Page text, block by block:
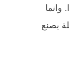
وانما
بصنع